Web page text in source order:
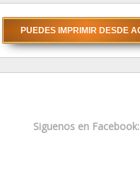
Siguenos en Facebook: